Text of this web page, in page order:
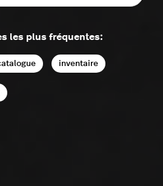
les plus fréquentes:
inventaire